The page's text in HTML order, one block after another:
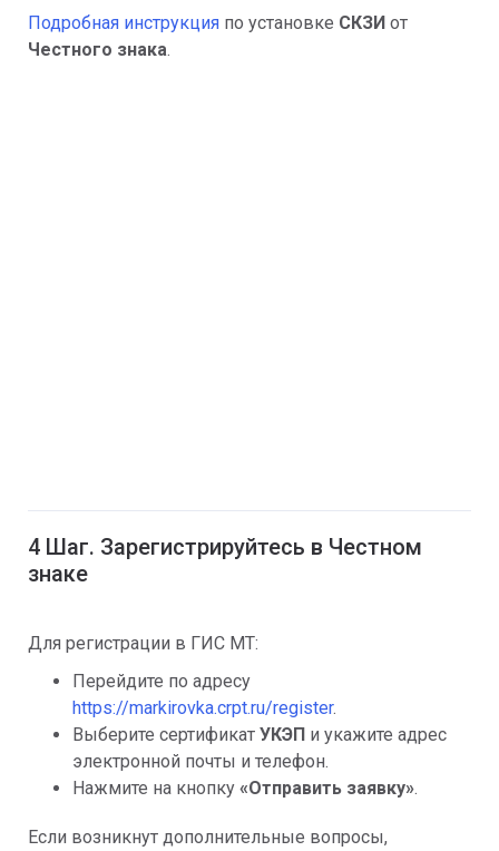
Подробная инструкция по установке СКЗИ от
Честного знака.
4 Шаг. Зарегистрируйтесь в Честном
знаке
Для регистрации в ГИС МТ:
Перейдите по адресу
https://markirovka.crpt.ru/register.
Выберите сертификат УКЭП и укажите адрес
электронной почты и телефон.
Нажмите на кнопку «Отправить заявку».
Если возникнут дополнительные вопросы,